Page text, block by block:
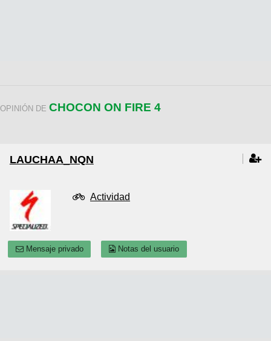
OPINIÓN DE CHOCON ON FIRE 4
LAUCHAA_NQN
Actividad
Mensaje privado Notas del usuario